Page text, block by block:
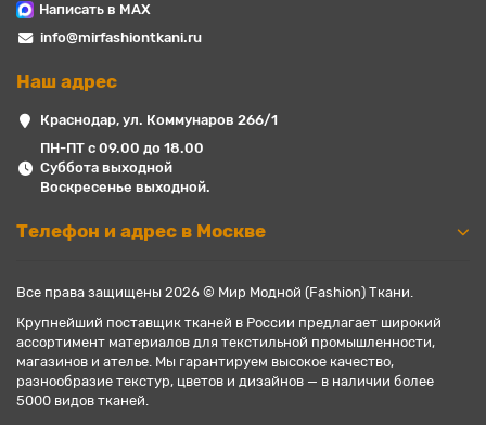
Написать в MAX
info@mirfashiontkani.ru
Наш адрес
Краснодар, ул. Коммунаров 266/1
ПН-ПТ с 09.00 до 18.00
Суббота выходной
Воскресенье выходной.
Телефон и адрес в Москве
Все права защищены 2026 © Мир Модной (Fashion) Ткани.
Крупнейший поставщик тканей в России предлагает широкий
ассортимент материалов для текстильной промышленности,
магазинов и ателье. Мы гарантируем высокое качество,
разнообразие текстур, цветов и дизайнов — в наличии более
5000 видов тканей.